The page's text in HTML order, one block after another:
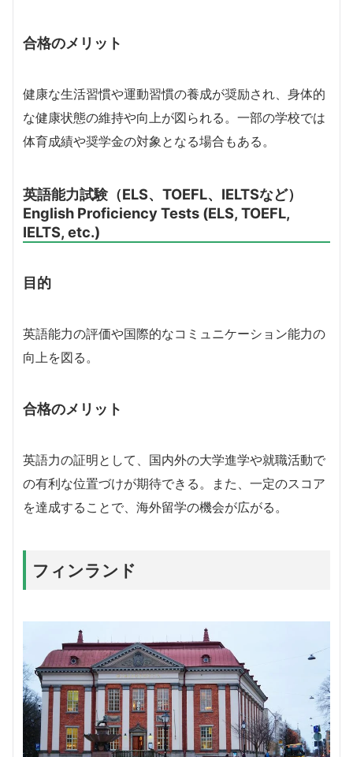
合格のメリット
健康な生活習慣や運動習慣の養成が奨励され、身体的
な健康状態の維持や向上が図られる。一部の学校では
体育成績や奨学金の対象となる場合もある。
英語能力試験（ELS、TOEFL、IELTSなど）
English Proficiency Tests (ELS, TOEFL,
IELTS, etc.)
目的
英語能力の評価や国際的なコミュニケーション能力の
向上を図る。
合格のメリット
英語力の証明として、国内外の大学進学や就職活動で
の有利な位置づけが期待できる。また、一定のスコア
を達成することで、海外留学の機会が広がる。
フィンランド